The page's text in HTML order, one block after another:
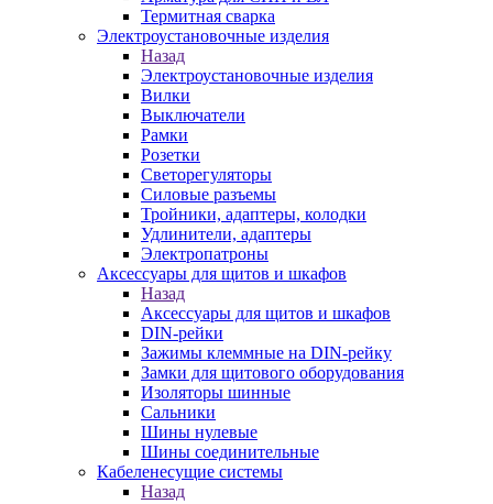
Термитная сварка
Электроустановочные изделия
Назад
Электроустановочные изделия
Вилки
Выключатели
Рамки
Розетки
Светорегуляторы
Силовые разъемы
Тройники, адаптеры, колодки
Удлинители, адаптеры
Электропатроны
Аксессуары для щитов и шкафов
Назад
Аксессуары для щитов и шкафов
DIN-рейки
Зажимы клеммные на DIN-рейку
Замки для щитового оборудования
Изоляторы шинные
Сальники
Шины нулевые
Шины соединительные
Кабеленесущие системы
Назад